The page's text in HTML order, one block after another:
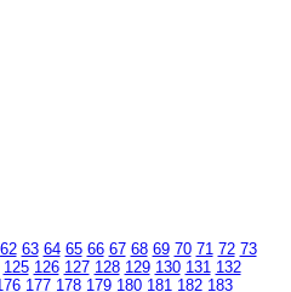
62 63 64 65 66 67 68 69 70 71 72 73
125 126 127 128 129 130 131 132
177 178 179 180 181 182 183